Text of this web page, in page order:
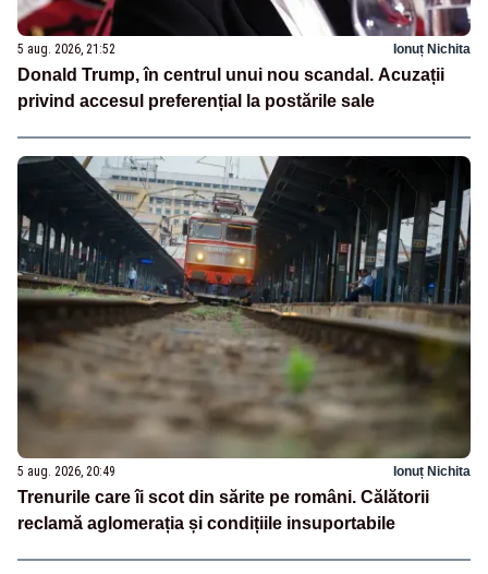
5 aug. 2026, 21:52 Ionuț Nichita
Donald Trump, în centrul unui nou scandal. Acuzații
privind accesul preferențial la postările sale
5 aug. 2026, 20:49 Ionuț Nichita
Trenurile care îi scot din sărite pe români. Călătorii
reclamă aglomerația și condițiile insuportabile